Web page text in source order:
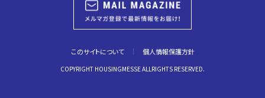
COPYRIGHT HOUSINGMESSE ALLRIGHTS RESERVED.
このサイトについて 個人情報保護方針